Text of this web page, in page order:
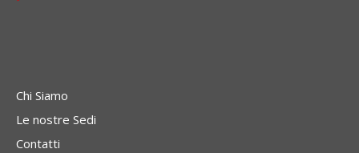
Chi Siamo
Le nostre Sedi
Contatti